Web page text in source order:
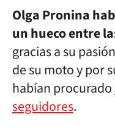
Olga Pronina
un hueco entre
gracias a su
de su moto y por
habían procurado
seguidores.